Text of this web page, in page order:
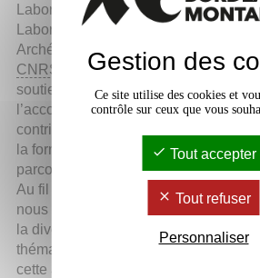
Laboratoire Ausonius, le
Laboratoire
ArchéoSciences, le
CNRS
et l’Inrap dont le
soutien et
l’accompagnement
contribuent activement à
la formation et au
parcours des étudiant.es .
Au fil des présentations,
nous souhaitons montrer
la diversité des
thématiques abordées
cette année, illustrant la
Gestion des
Ce site utilise des cookies et
contrôle sur ceux que vous
Tout accepter
Tout refuser
Personnaliser